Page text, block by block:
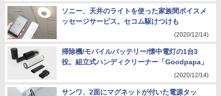
ソニー、天井のライトを使った家族間ボイスメ
ッセージサービス。セコム駆けつけも
(2020/12/14)
掃除機/モバイルバッテリー/懐中電灯の1台3
役。組立式ハンディクリーナー「Goodpapa」
(2020/12/14)
サンワ、2面にマグネットが付いた電源タッ